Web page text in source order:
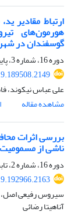
ارتباط مقادیر
هورمون‌های
گوسفندان در
دوره 16، شماره 3، پاییز 1399، صفحه
علی عباس نیکوند،
مشاهده مقاله
بررسی اثرات
ناشی از
دوره 16، شماره 2، تابستان 1399، صفحه
سیروس رفیعی اصل،
آناهیتا رضائی